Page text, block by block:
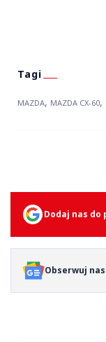
MAZDA, MAZDA CX-60,
Dodaj nas do
Obserwuj